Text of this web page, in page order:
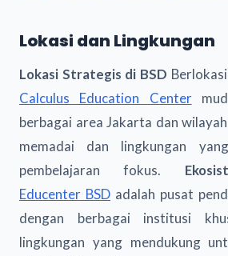
Lokasi dan Lingkungan
Lokasi Strategis di BSD
Calculus Education Center
berbagai area Jakarta dan
memadai dan lingkungan
pembelajaran fokus.
Educenter BSD adalah pusat
dengan berbagai institusi
lingkungan yang mendukung